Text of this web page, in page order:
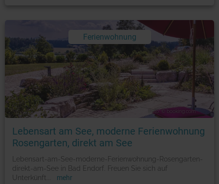
Ferienwohnung
Foto: © booking.com
Lebensart am See, moderne Ferienwohnung
Rosengarten, direkt am See
Lebensart-am-See-moderne-Ferienwohnung-Rosengarten-
direkt-am-See in Bad Endorf. Freuen Sie sich auf
Unterkünft
mehr